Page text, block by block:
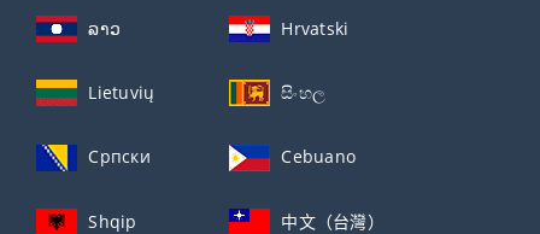
ລາວ Hrvatski
Lietuvių සිංහල
Српски Cebuano
Shqip 中文（台灣）